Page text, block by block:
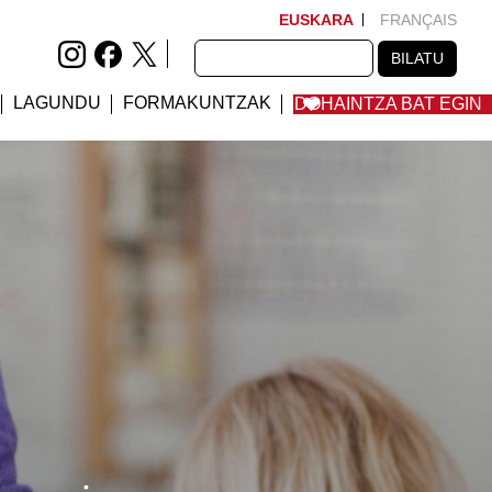
EUSKARA FRANÇAIS
BILATU BILATU
LAGUNDU FORMAKUNTZAK DOHAINTZA BAT EGIN